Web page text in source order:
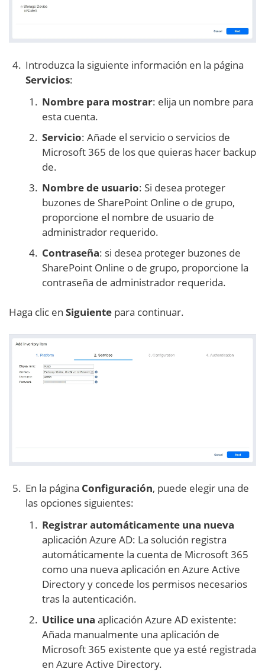
Introduzca la siguiente información en la página
Servicios:
Nombre para mostrar: elija un nombre para
esta cuenta.
Servicio: Añade el servicio o servicios de
Microsoft 365 de los que quieras hacer backup
de.
Nombre de usuario: Si desea proteger
buzones de SharePoint Online o de grupo,
proporcione el nombre de usuario de
administrador requerido.
Contraseña: si desea proteger buzones de
SharePoint Online o de grupo, proporcione la
contraseña de administrador requerida.
Haga clic en Siguiente para continuar.
En la página Configuración, puede elegir una de
las opciones siguientes:
Registrar automáticamente una nueva
aplicación Azure AD: La solución registra
automáticamente la cuenta de Microsoft 365
como una nueva aplicación en Azure Active
Directory y concede los permisos necesarios
tras la autenticación.
Utilice una aplicación Azure AD existente:
Añada manualmente una aplicación de
Microsoft 365 existente que ya esté registrada
en Azure Active Directory.